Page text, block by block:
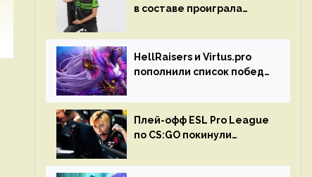
в составе проиграла
Circuit 2023
HellRaisers и Virtus.pro
пополнили список побед
Плей-офф ESL Pro League
по CS:GO покинули